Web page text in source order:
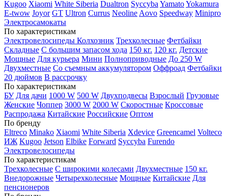
Kugoo Xiaomi White Siberia Dualtron Syccyba YamatoYokamura
E-twow Joyor GT Ultron Currus Neoline Aovo Speedway Minipro
Электросамокаты
По характеристикам
Электровелосипеды Колхозник Трехколесные Фетбайки
Складные С большим запасом хода 150 кг. 120 кг. Детские
Мощные Для курьера Мини Полноприводные До 250 W
Двухместные Со съемным аккумулятором Оффроад Фетбайки
20 дюймов В рассрочку
По характеристикам
БУ Для дачи 1000 W 500 W Двухподвесы Взрослый Грузовые
Женские Чоппер 3000 W 2000 W Скоростные Кроссовые
Распродажа Китайские Российские Оптом
По бренду
Eltreco Minako Xiaomi White Siberia Xdevice Greencamel Volteco
ИЖ Kugoo Jetson Elbike Forward Syccyba Furendo
Электровелосипеды
По характеристикам
Трехколесные С широкими колесами Двухместные 150 кг.
Внедорожные Четырехколесные Мощные Китайские Для
пенсионеров